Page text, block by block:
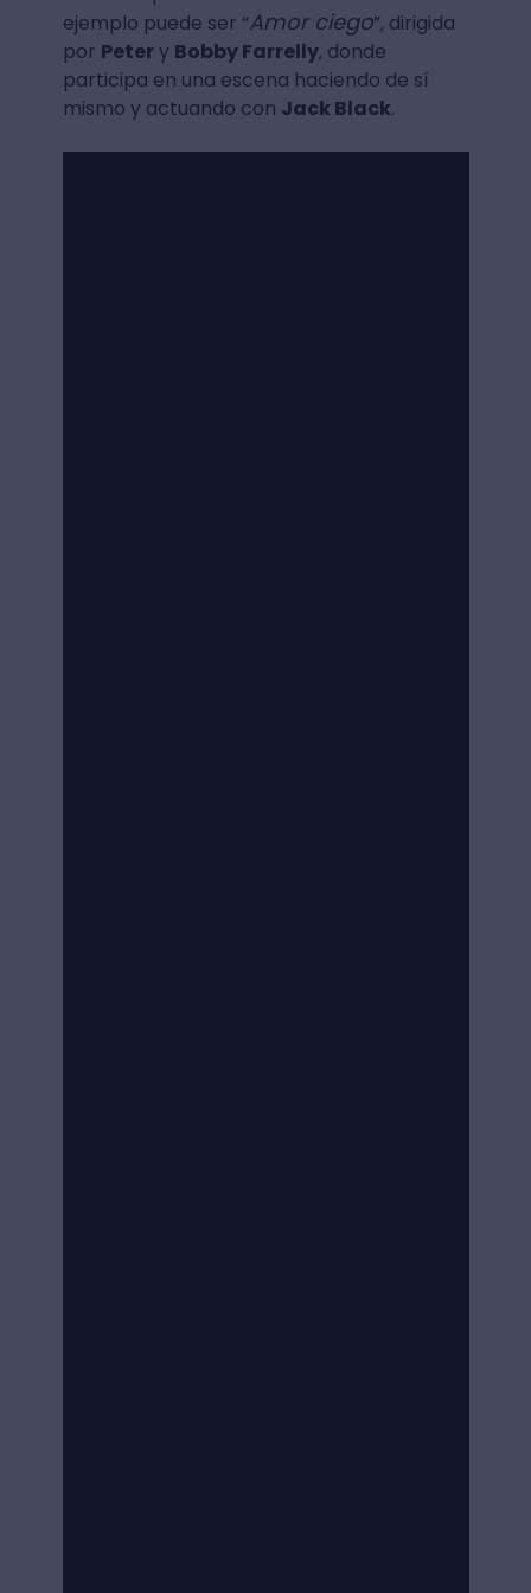
ejemplo puede ser “Amor ciego”, dirigida
por Peter y Bobby Farrelly, donde
participa en una escena haciendo de sí
mismo y actuando con Jack Black.